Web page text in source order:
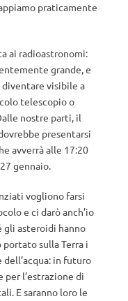
praticamente
ai radioastronomi:
grande, e
visibile a
telescopio o
nostre parti, il
presentarsi
avverrà alle 17:20
gennaio.
vogliono farsi
e ci darò anch’io
gli asteroidi hanno
portato sulla Terra i
in futuro
l’estrazione di
E saranno loro le